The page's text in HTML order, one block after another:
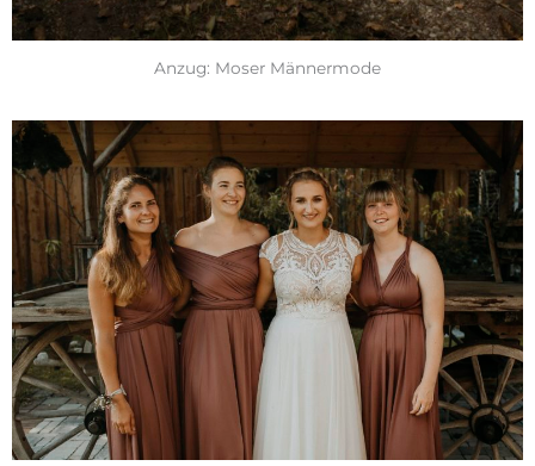
Anzug: Moser Männermode